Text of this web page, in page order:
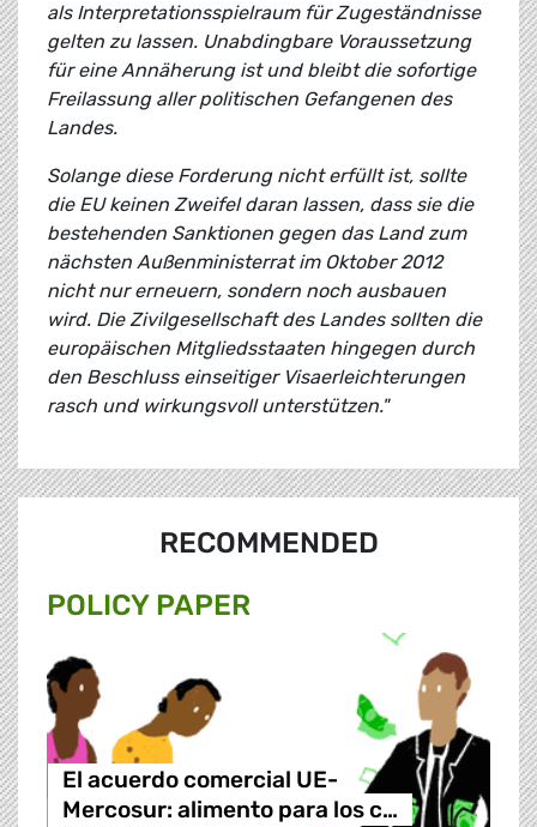
als Interpretationsspielraum für Zugeständnisse
gelten zu lassen. Unabdingbare Voraussetzung
für eine Annäherung ist und bleibt die sofortige
Freilassung aller politischen Gefangenen des
Landes.
Solange diese Forderung nicht erfüllt ist, sollte
die EU keinen Zweifel daran lassen, dass sie die
bestehenden Sanktionen gegen das Land zum
nächsten Außenministerrat im Oktober 2012
nicht nur erneuern, sondern noch ausbauen
wird. Die Zivilgesellschaft des Landes sollten die
europäischen Mitgliedsstaaten hingegen durch
den Beschluss einseitiger Visaerleichterungen
rasch und wirkungsvoll unterstützen."
RECOMMENDED
POLICY PAPER
El acuerdo comercial UE-
Mercosur: alimento para los c…